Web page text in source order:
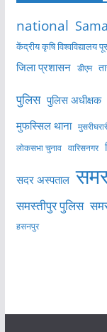
national
केंद्रीय कृषि विश्वविद्यालय
जिला प्रशासन डीएम
पुलिस पुलिस अधीक्षक
मुफस्सिल थाना
लोकसभा चुनाव वारिसनगर
सदर अस्पताल
समस्तीपुर पुलिस
हसनपुर